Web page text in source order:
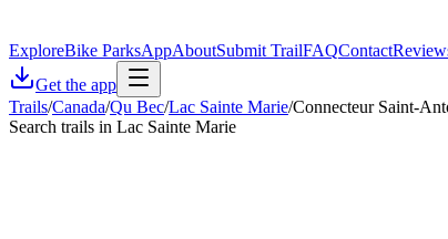
ExploreBike ParksAppAboutSubmit TrailFAQContact
Get the app
Trails/Canada/Qu Bec/Lac Sainte Marie/Connecteur Saint-
Search trails in Lac Sainte Marie